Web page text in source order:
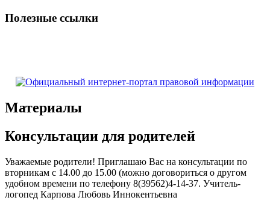
Полезные ссылки
Материалы
Консультации для родителей
Уважаемые родители! Приглашаю Вас на консультации по
вторникам с 14.00 до 15.00 (можно договориться о другом
удобном времени по телефону 8(39562)4-14-37. Учитель-
логопед Карпова Любовь Иннокентьевна